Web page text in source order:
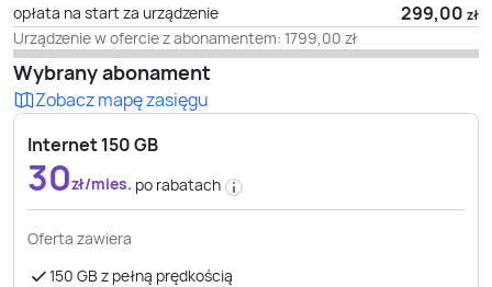
opłata na start za urządzenie 299,00 zł
Urządzenie w ofercie z abonamentem: 1799,00 zł
Wybrany abonament
Zobacz mapę zasięgu
Internet 150 GB
30zł/mies. po rabatach
Oferta zawiera
150 GB z pełną prędkością